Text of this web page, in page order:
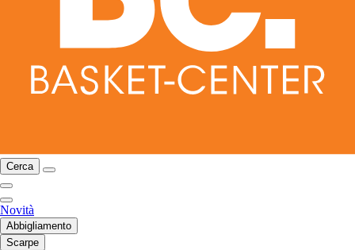
Cerca
Novità
Abbigliamento
Scarpe